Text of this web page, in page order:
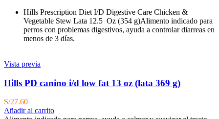
Hills Prescription Diet I/D Digestive Care Chicken &
Vegetable Stew Lata 12.5 Oz (354 g)Alimento indicado para
perros con problemas digestivos, ayuda a controlar diarreas en
menos de 3 días.
Vista previa
Hills PD canino i/d low fat 13 oz (lata 369 g)
S/27.60
Añadir al carrito